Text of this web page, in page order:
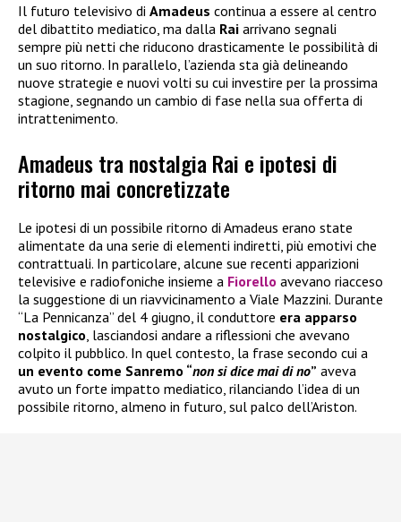
Il futuro televisivo di Amadeus continua a essere al centro
del dibattito mediatico, ma dalla Rai arrivano segnali
sempre più netti che riducono drasticamente le possibilità di
un suo ritorno. In parallelo, l’azienda sta già delineando
nuove strategie e nuovi volti su cui investire per la prossima
stagione, segnando un cambio di fase nella sua offerta di
intrattenimento.
Amadeus tra nostalgia Rai e ipotesi di
ritorno mai concretizzate
Le ipotesi di un possibile ritorno di Amadeus erano state
alimentate da una serie di elementi indiretti, più emotivi che
contrattuali. In particolare, alcune sue recenti apparizioni
televisive e radiofoniche insieme a Fiorello avevano riacceso
la suggestione di un riavvicinamento a Viale Mazzini. Durante
“La Pennicanza” del 4 giugno, il conduttore era apparso
nostalgico, lasciandosi andare a riflessioni che avevano
colpito il pubblico. In quel contesto, la frase secondo cui a
un evento come Sanremo “non si dice mai di no” aveva
avuto un forte impatto mediatico, rilanciando l’idea di un
possibile ritorno, almeno in futuro, sul palco dell’Ariston.